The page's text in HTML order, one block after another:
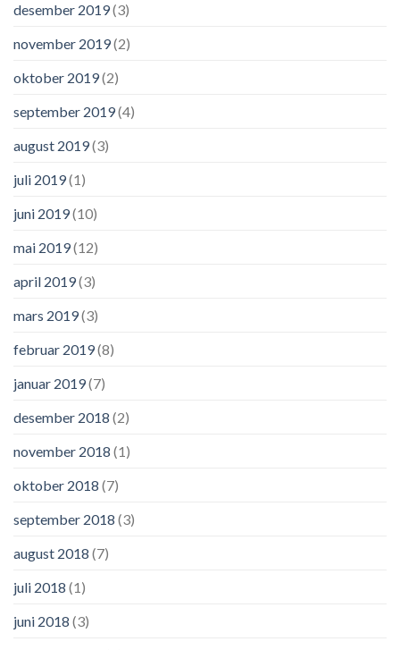
desember 2019(3)
november 2019(2)
oktober 2019(2)
september 2019(4)
august 2019(3)
juli 2019(1)
juni 2019(10)
mai 2019(12)
april 2019(3)
mars 2019(3)
februar 2019(8)
januar 2019(7)
desember 2018 (2)
november 2018 (1)
oktober 2018 (7)
september 2018 (3)
august 2018 (7)
juli 2018 (1)
juni 2018 (3)